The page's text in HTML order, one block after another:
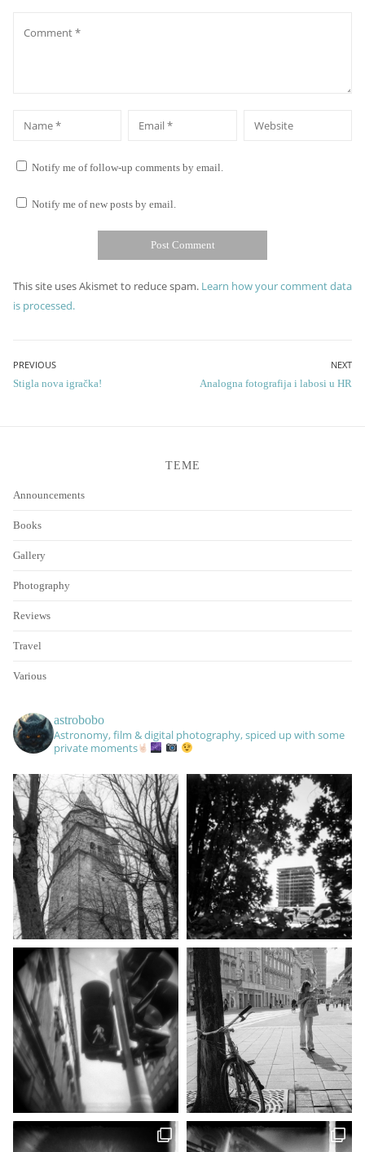
Notify me of follow-up comments by email.
Notify me of new posts by email.
This site uses Akismet to reduce spam. Learn how your comment data
is processed.
Post
navigation
PREVIOUS
Previous
Stigla nova igračka!
NEXT
Next
Analogna fotografija i labosi u HR
TEME
Announcements
Books
Gallery
Photography
Reviews
Travel
Various
astrobobo
Astronomy, film & digital photography, spiced up with some
private moments